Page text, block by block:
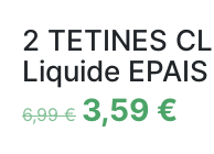
2 TETINES
Liquide
6,99€ 3,59 €